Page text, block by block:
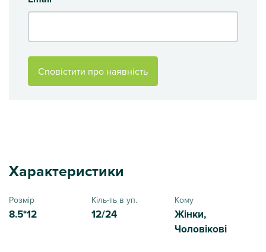
Сповістити про наявність
Характеристики
Розмір
8.5*12
Кіль-ть в уп.
12/24
Кому
Жінки,
Чоловікові